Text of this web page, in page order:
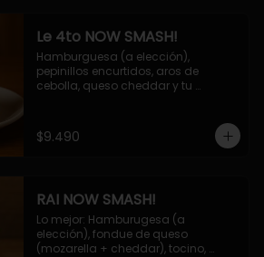
Le 4to NOW SMASH!
Hamburguesa (a elección),
pepinillos encurtidos, aros de
cebolla, queso cheddar y tu
$9.490
RAI NOW SMASH!
Lo mejor: Hamburugesa (a
elección), fondue de queso
(mozarella + cheddar), tocino,